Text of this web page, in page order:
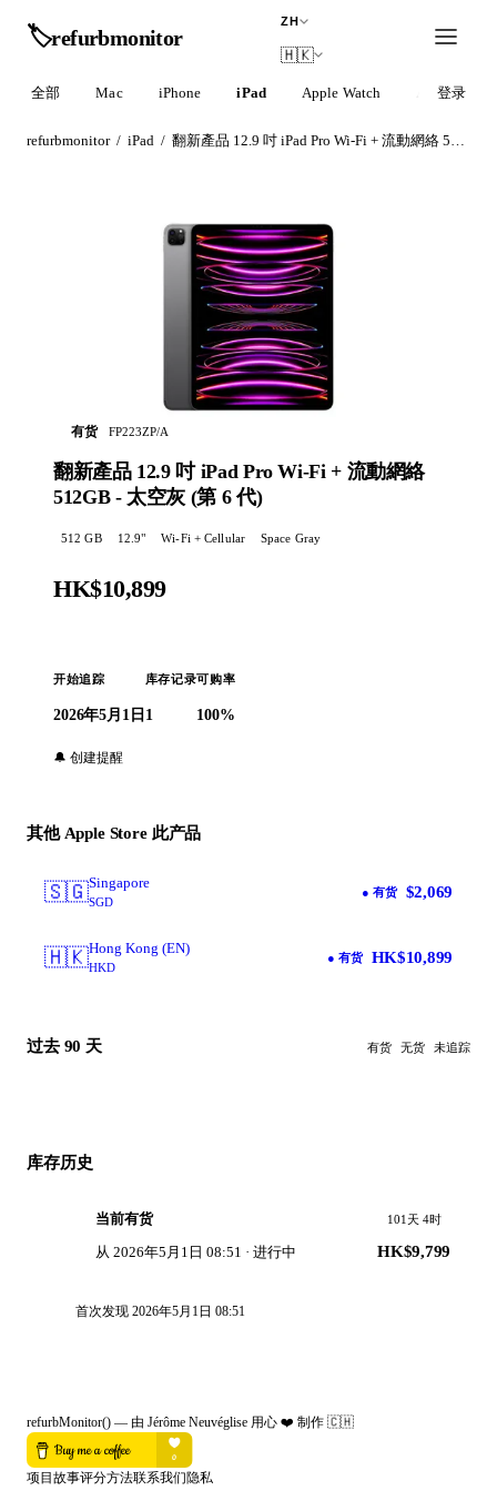
🏷️refurbmonitor
ZH
🇭🇰
全部 Mac iPhone iPad Apple Watch AirPods
登录
refurbmonitor / iPad / 翻新產品 12.9 吋 iPad Pro Wi-Fi + 流動網絡 512GB - 太空灰 (第 6 代)
有货 FP223ZP/A
翻新產品 12.9 吋 iPad Pro Wi-Fi + 流動網絡
512GB - 太空灰 (第 6 代)
512 GB 12.9" Wi-Fi + Cellular Space Gray
HK$10,899
开始追踪
2026年5月1日
库存记录
1
可购率
100%
🔔 创建提醒
其他 Apple Store 此产品
🇸🇬Singapore
SGD
● 有货 $2,069
🇭🇰Hong Kong (EN)
HKD
● 有货 HK$10,899
过去 90 天 有货 无货 未追踪
库存历史
当前有货 101天 4时
从 2026年5月1日 08:51 · 进行中 HK$9,799
首次发现 2026年5月1日 08:51
refurbMonitor() — 由 Jérôme Neuvéglise 用心 ❤️ 制作 🇨🇭
项目故事评分方法联系我们隐私